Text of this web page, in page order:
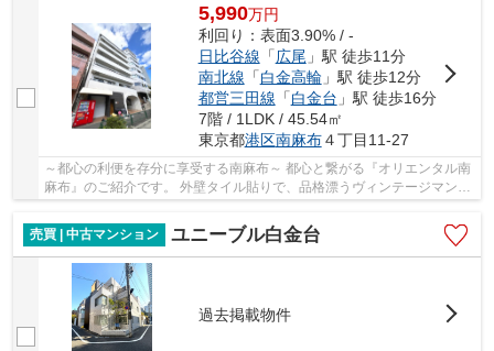
5,990万円
利回り：表面3.90% / -
日比谷線 「広尾 」駅 徒歩11分
南北線 「白金高輪 」駅 徒歩12分
都営三田線 「白金台 」駅 徒歩16分
7階 / 1LDK / 45.54㎡
東京都港区南麻布４丁目11-27
～都心の利便を存分に享受する南麻布～ 都心と繋がる『オリエンタル南
麻布』のご紹介です。 外壁タイル貼りで、品格漂うヴィンテージマンシ
ョンです。 オートロック完備で女性も安心♪ ...
売買 | 中古マンション
ユニーブル白金台
過去掲載物件